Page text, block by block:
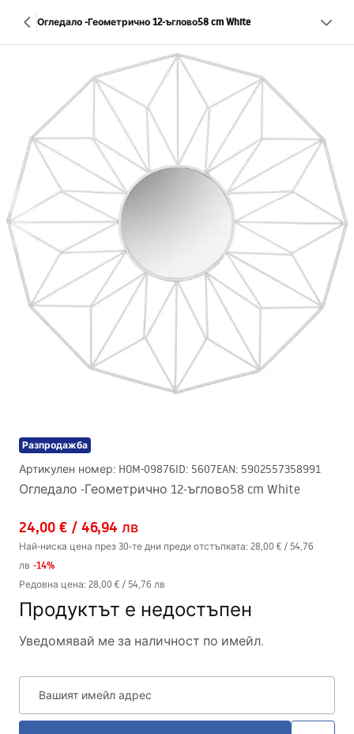
Огледало -Геометрично 12-ъглово58 cm White
Разпродажба
Артикулен номер: HOM-09876ID: 5607EAN: 5902557358991
Огледало -Геометрично 12-ъглово58 cm White
24,00 € / 46,94 лв
Най-ниска цена през 30-те дни преди отстъпката: 28,00 € / 54,76
лв -14%
Редовна цена: 28,00 € / 54,76 лв
Продуктът е недостъпен
Уведомявай ме за наличност по имейл.
Вашият имейл адрес